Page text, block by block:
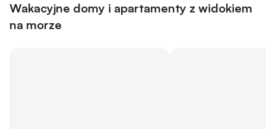
Wakacyjne domy i apartamenty z widokiem
na morze